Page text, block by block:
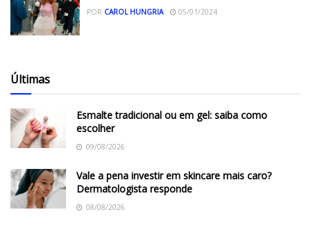
POR CAROL HUNGRIA 05/01/2024
Últimas
Esmalte tradicional ou em gel: saiba como
escolher
09/08/2026
Vale a pena investir em skincare mais caro?
Dermatologista responde
08/08/2026